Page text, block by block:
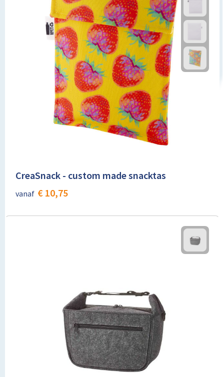
CreaSnack - custom made snacktas
vanaf € 10,75